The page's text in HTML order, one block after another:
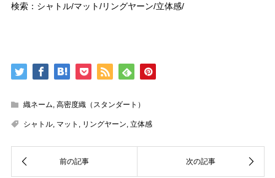
検索：シャトル/マット/リングヤーン/立体感/
織ネーム 高密度織（スタンダート）
シャトル, マット リングヤーン 立体感